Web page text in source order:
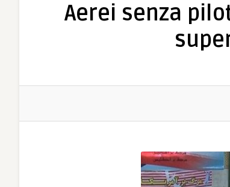
Aerei senza